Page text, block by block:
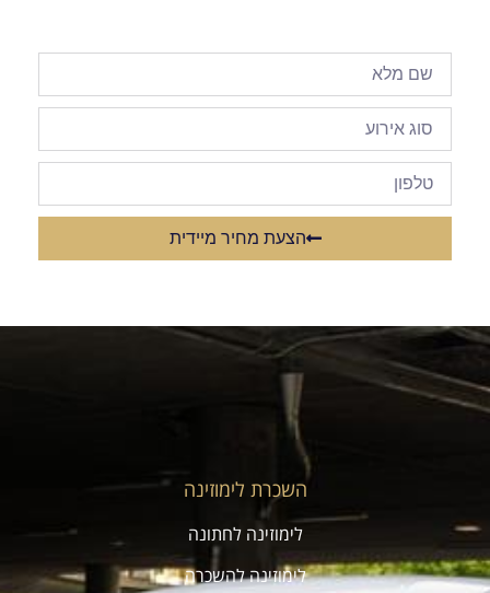
הצעת מחיר מיידית
השכרת לימוזינה
לימוזינה לחתונה
לימוזינה להשכרה